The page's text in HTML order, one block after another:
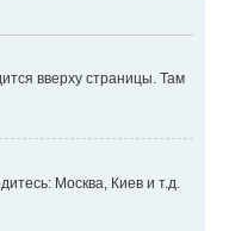
вверху страницы. Там
Москва, Киев и т.д.